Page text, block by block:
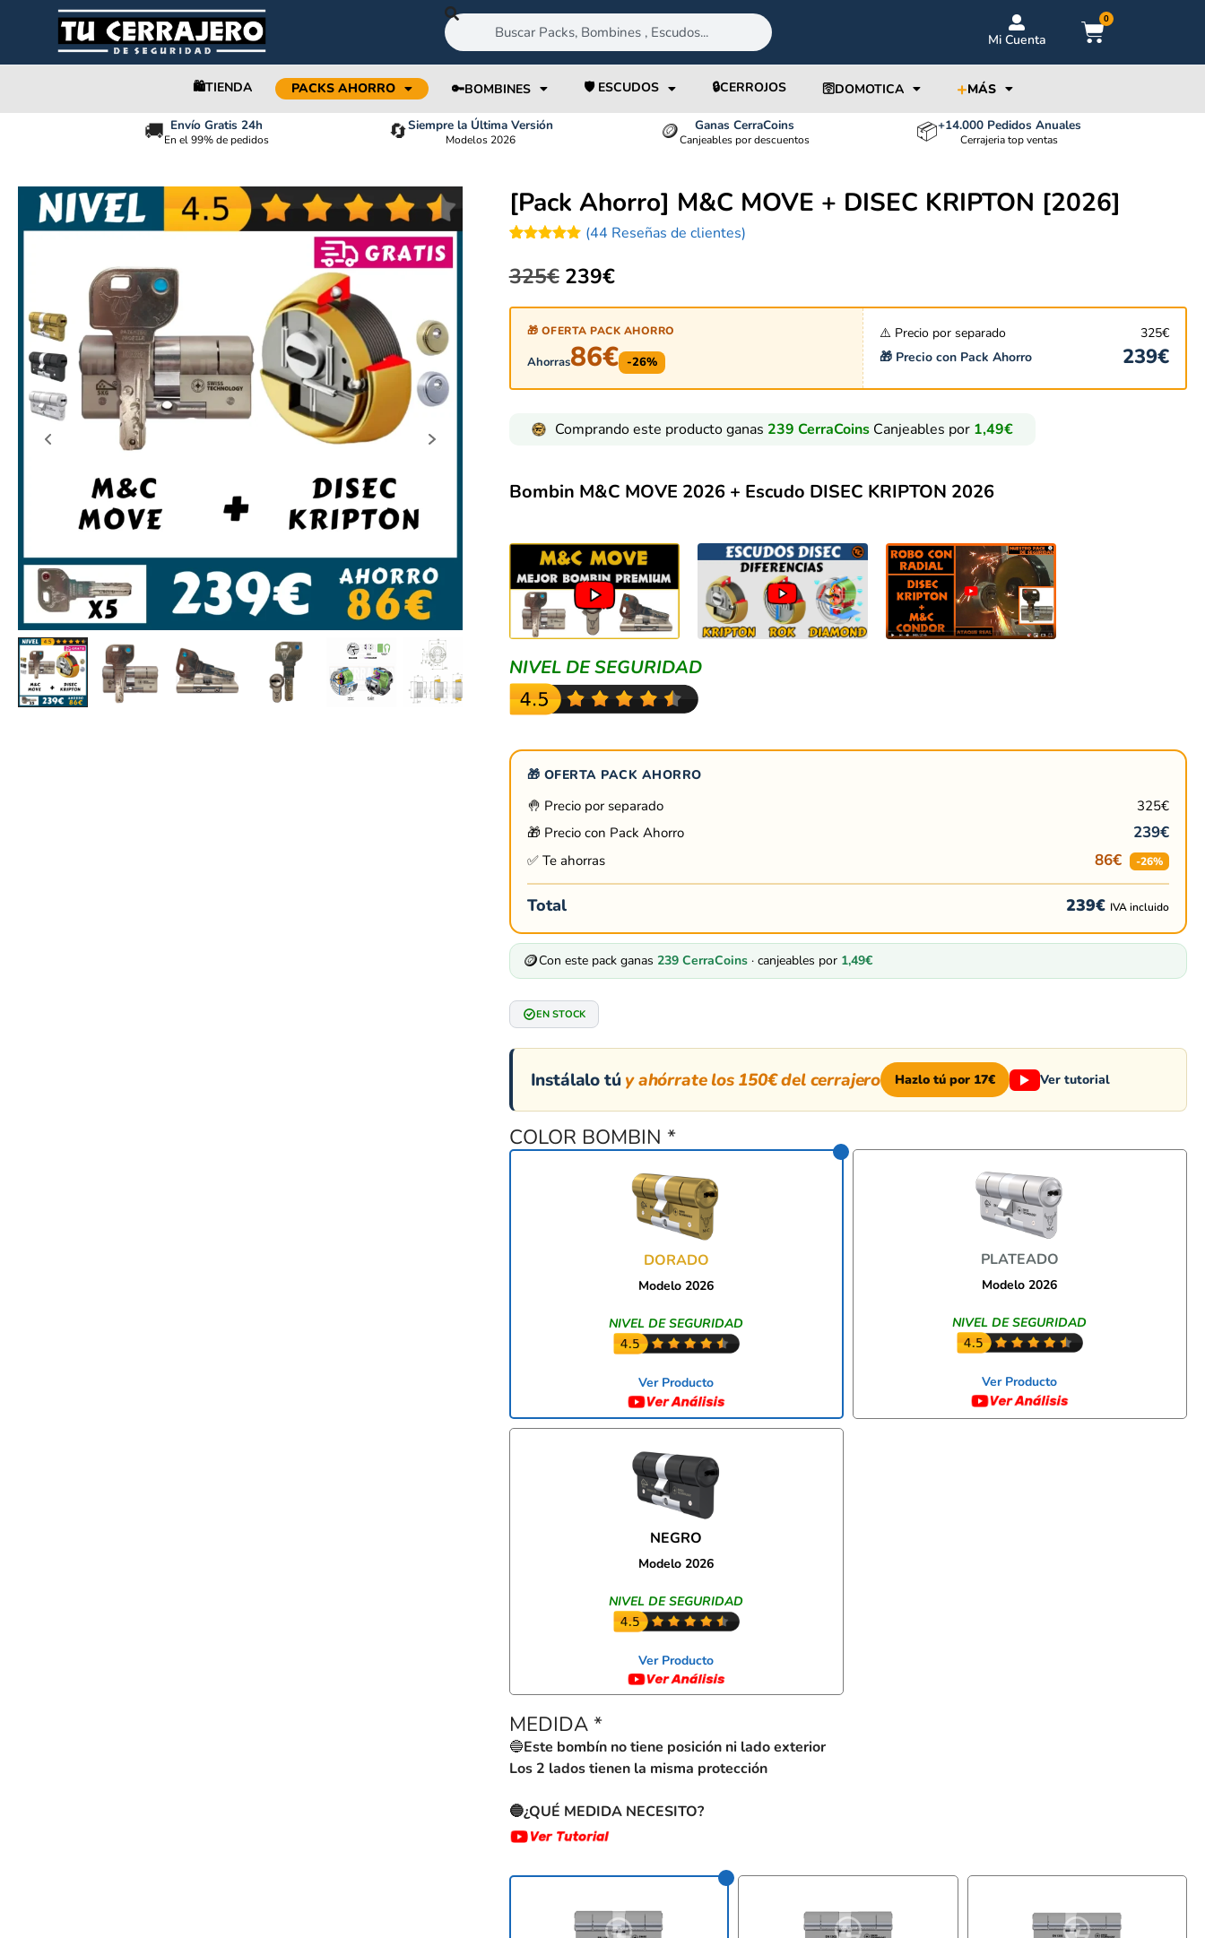
Mi Cuenta
0
🛍️TIENDA PACKS AHORRO 🔑BOMBINES 🛡️ ESCUDOS 🔒CERROJOS 🛜DOMOTICA +MÁS
🚚 Envío Gratis 24h
En el 99% de pedidos 🔄Siempre la Última Versión
Modelos 2026 🪙 Ganas CerraCoins
Canjeables por descuentos 📦+14.000 Pedidos Anuales
Cerrajeria top ventas
[Pack Ahorro] M&C MOVE + DISEC KRIPTON [2026]
con 5.00
de 5 en
valoraciones
(44 Reseñas de clientes)
325€ 239€
🎁 OFERTA PACK AHORRO
Ahorras86€ -26%
⚠️ Precio por separado 325€
🎁 Precio con Pack Ahorro
239€
Comprando este producto ganas 239 CerraCoins Canjeables por 1,49€
Bombin M&C MOVE 2026 + Escudo DISEC KRIPTON 2026
NIVEL DE SEGURIDAD
🎁 OFERTA PACK AHORRO
🤚 Precio por separado 325€
🎁 Precio con Pack Ahorro
239€
✅ Te ahorras 86€ -26%
Total 239€ IVA incluido
🪙Con este pack ganas 239CerraCoins· canjeables por 1,49€
EN STOCK
Instálalo tú y ahórrate los 150€ del cerrajero Hazlo tú por 17€ Ver tutorial
COLOR BOMBIN *
DORADO
Modelo 2026
NIVEL DE SEGURIDAD
Ver Producto
PLATEADO
Modelo 2026
NIVEL DE SEGURIDAD
Ver Producto
NEGRO
Modelo 2026
NIVEL DE SEGURIDAD
Ver Producto
MEDIDA *
🔵Este bombín no tiene posición ni lado exterior
Los 2 lados tienen la misma protección
🔵¿QUÉ MEDIDA NECESITO?